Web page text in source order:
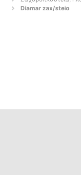
Diamar zax/steio